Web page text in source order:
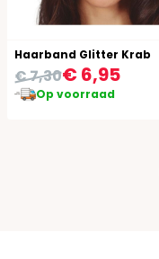
Haarband Glitter Krab
€ 6,95
€ 7,30
Op voorraad